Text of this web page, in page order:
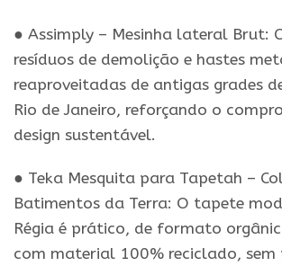
● Assimply – Mesinha lateral Brut:
resíduos de demolição e hastes
reaproveitadas de antigas grades
Rio de Janeiro, reforçando o
design sustentável.
● Teka Mesquita para Tapetah –
Batimentos da Terra: O tapete
Régia é prático, de formato
com material 100% reciclado, sem